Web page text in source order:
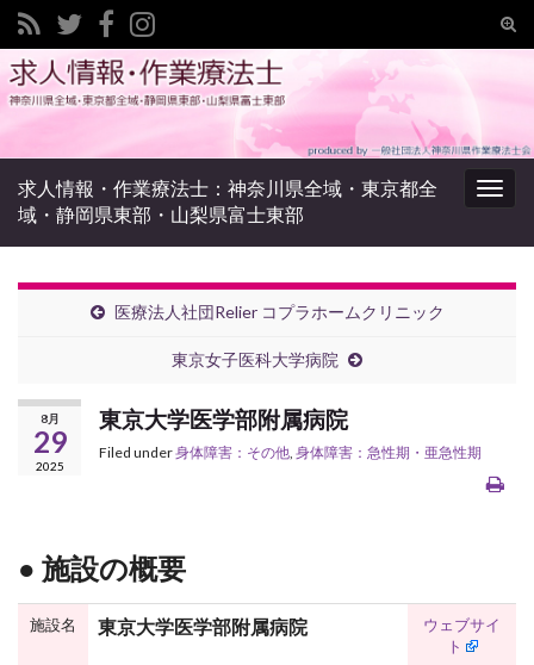
Search for:
求人情報・作業療法士：神奈川県全域・東京都全
域・静岡県東部・山梨県富士東部
医療法人社団Relier コプラホームクリニック
東京女子医科大学病院
8月
29
2025
東京大学医学部附属病院
Filed under身体障害：その他, 身体障害：急性期・亜急性期
● 施設の概要
施設名 東京大学医学部附属病院
ウェブサイ
ト